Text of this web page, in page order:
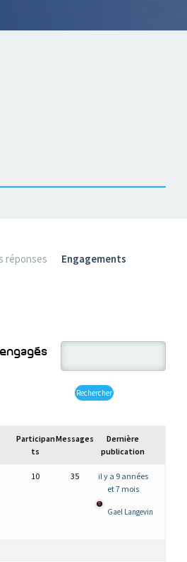
réponses Engagements
Participan
ts
Messages
Dernière
publication
10 35
il y a 9 années
et 7 mois
Gael Langevin